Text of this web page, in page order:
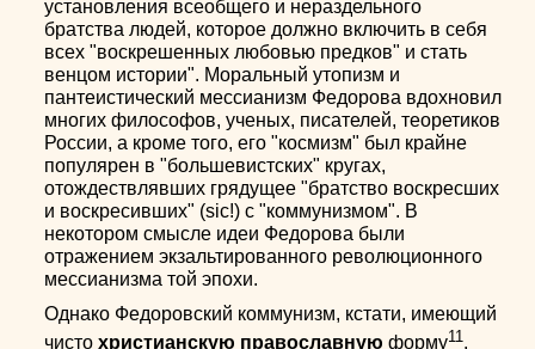
установления всеобщего и нераздельного
братства людей, которое должно включить в себя
всех "воскрешенных любовью предков" и стать
венцом истории". Моральный утопизм и
пантеистический мессианизм Федорова вдохновил
многих философов, ученых, писателей, теоретиков
России, а кроме того, его "космизм" был крайне
популярен в "большевистских" кругах,
отождествлявших грядущее "братство воскресших
и воскресивших" (sic!) с "коммунизмом". В
некотором смысле идеи Федорова были
отражением экзальтированного революционного
мессианизма той эпохи.
Однако Федоровский коммунизм, кстати, имеющий
чистохристианскую православную форму11 ,